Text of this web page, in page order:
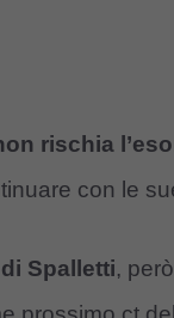
rischia
con le
Spalletti,